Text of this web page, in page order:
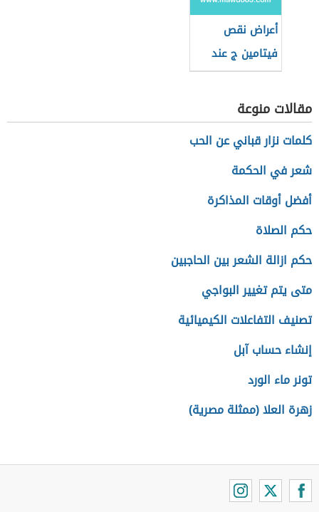
أعراض نقص
فيتامين ج عند
النساء
مقالات منوعة
كلمات نزار قباني عن الحب
شعر في الحكمة
أفضل أوقات المذاكرة
حكم الصلاة
حكم ازالة الشعر بين الحاجبين
متى يتم تغيير البواجي
تصنيف التفاعلات الكيميائية
إنشاء حساب آبل
تونر ماء الورد
زهرة العلا (ممثلة مصرية)